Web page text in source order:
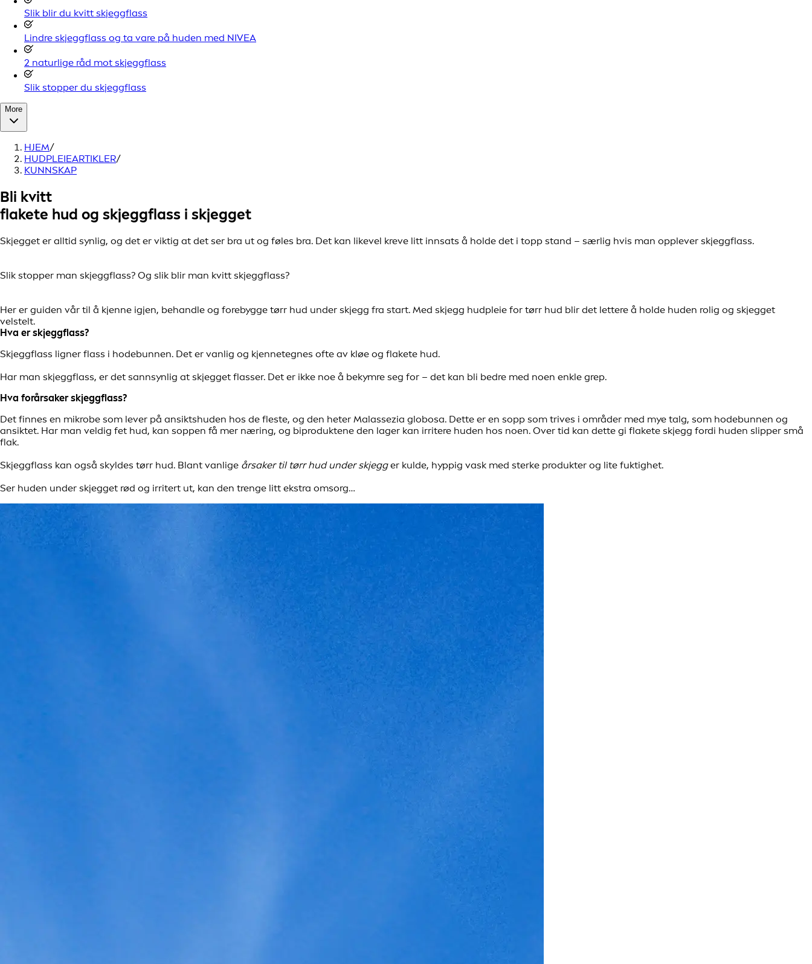
Slik blir du kvitt skjeggflass
Lindre skjeggflass og ta vare på huden med NIVEA
2 naturlige råd mot skjeggflass
Slik stopper du skjeggflass
More
HJEM/
HUDPLEIEARTIKLER/
KUNNSKAP
Bli kvitt
flakete hud og skjeggflass i skjegget
Skjegget er alltid synlig, og det er viktig at det ser bra ut og føles bra. Det kan likevel kreve litt innsats å holde det i topp stand – særlig hvis man opplever skjeggflass.
Slik stopper man skjeggflass? Og slik blir man kvitt skjeggflass?
Her er guiden vår til å kjenne igjen, behandle og forebygge tørr hud under skjegg fra start. Med skjegg hudpleie for tørr hud blir det lettere å holde huden rolig og skjegget
velstelt.
Hva er skjeggflass?
Skjeggflass ligner flass i hodebunnen. Det er vanlig og kjennetegnes ofte av kløe og flakete hud.
Har man skjeggflass, er det sannsynlig at skjegget flasser. Det er ikke noe å bekymre seg for – det kan bli bedre med noen enkle grep.
Hva forårsaker skjeggflass?
Det finnes en mikrobe som lever på ansiktshuden hos de fleste, og den heter Malassezia globosa. Dette er en sopp som trives i områder med mye talg, som hodebunnen og
ansiktet. Har man veldig fet hud, kan soppen få mer næring, og biproduktene den lager kan irritere huden hos noen. Over tid kan dette gi flakete skjegg fordi huden slipper små
flak.
Skjeggflass kan også skyldes tørr hud. Blant vanlige årsaker til tørr hud under skjegger kulde, hyppig vask med sterke produkter og lite fuktighet.
Ser huden under skjegget rød og irritert ut, kan den trenge litt ekstra omsorg…